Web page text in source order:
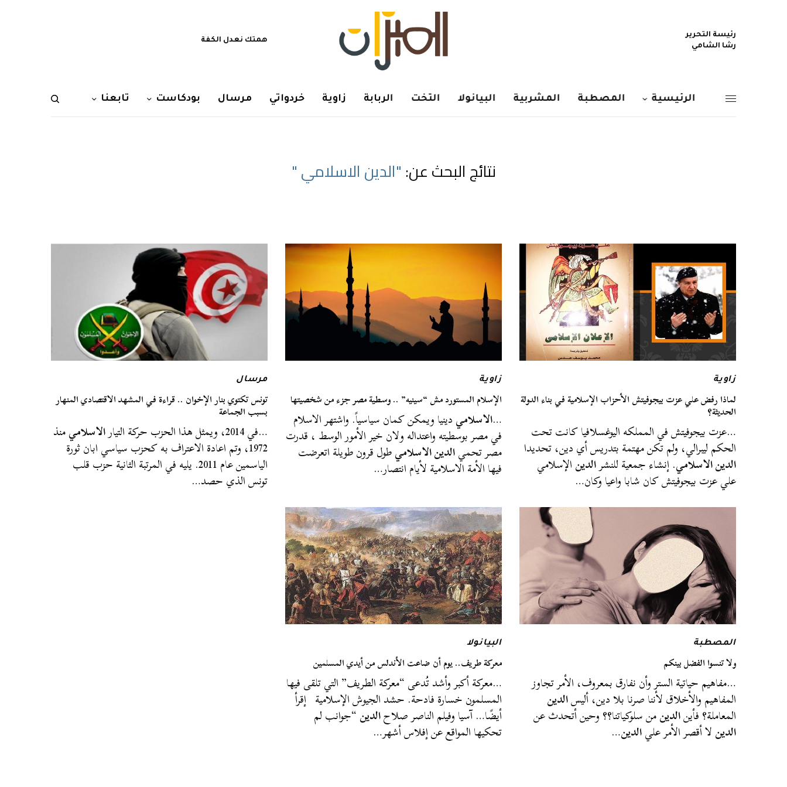
رئيسة التحرير
رشا الشامي
همتك نعدل الكفة
الرئيسية المصطبة المشربية البيانولا التخت الربابة زاوية خردواتي مرسال بودكاست تابعنا
نتائج البحث عن: "الدين الاسلامي "
زاوية
لماذا رفض علي عزت بيجوفيتش الأحزاب الإسلامية في بناء الدولة
الحديثة؟
…عزت بيجوفيتش في المملكه اليوغسلافيا كانت تحت
الحكم ليبرالي، ولم تكن مهتمة بتدريس أي دين، تحديدا
الدين الاسلامي. إنشاء جمعية للنشرالدينالإسلامي
علي عزت بيجوفيتش كان شابا واعيا وكان…
زاوية
الإسلام المستورد مش “سينيه” .. وسطية مصر جزء من شخصيتها
…الاسلاميدينيا ويمكن كمان سياسياً. واشتهر الاسلام
في مصر بوسطيته واعتداله ولان خير الأمور الوسط ، قدرت
مصر تحميالدين الاسلاميطول قرون طويلة اتعرضت
فيها الأمة الاسلامية لأيام انتصار…
مرسال
تونس تكتوي بنار الإخوان .. قراءة في المشهد الاقتصادي المنهار
بسبب الجماعة
…في 2014، ويمثل هذا الحزب حركة التيار الاسلاميمنذ
1972، وتم اعادة الاعتراف به كحزب سياسي ابان ثورة
الياسمين عام 2011. يليه في المرتبة الثانية حزب قلب
تونس الذي حصد…
المصطبة
ولا تنسوا الفضل بينكم
…مفاهيم حياتية الستر وأن نفارق بمعروف، الأمر تجاوز
المفاهيم والأخلاق لأننا صرنا بلا دين، أليسالدين
المعاملة؟ فأينالدينمن سلوكياتنا؟؟ وحين أتحدث عن
الدينلا أقصر الأمر عليالدين…
البيانولا
معركة طريف.. يوم أن ضاعت الأندلس من أيدي المسلمين
…معركة أكبر وأشد تُدعى “معركة الطريف” التي تلقى فيها
المسلمون خسارة فادحة. حشد الجيوش الإسلامية إقرأ
أيضًا… آسيا وفيلم الناصر صلاحالدين“جوانب لم
تحكيها المواقع عن إفلاس أشهر…